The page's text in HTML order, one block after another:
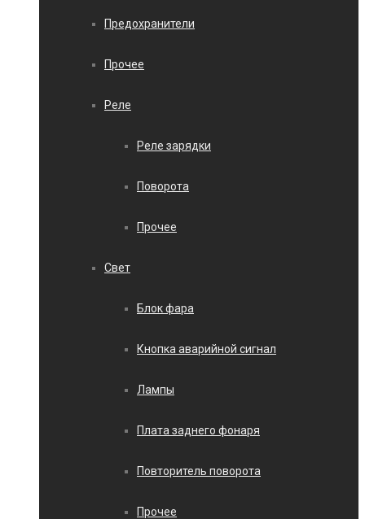
Предохранители
Прочее
Реле
Реле зарядки
Поворота
Прочее
Свет
Блок фара
Кнопка аварийной сигнал
Лампы
Плата заднего фонаря
Повторитель поворота
Прочее